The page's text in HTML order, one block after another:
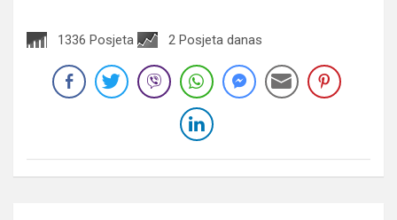
1336 Posjeta 2 Posjeta danas